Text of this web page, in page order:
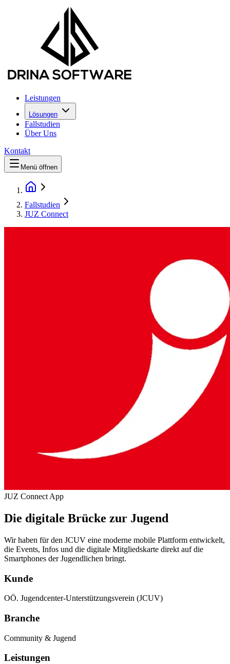
Leistungen
Lösungen
Fallstudien
Über Uns
Kontakt
Menü öffnen
Fallstudien
JUZ Connect
JUZ Connect App
Die digitale Brücke zur Jugend
Wir haben für den JCUV eine moderne mobile Plattform entwickelt,
die Events, Infos und die digitale Mitgliedskarte direkt auf die
Smartphones der Jugendlichen bringt.
Kunde
OÖ. Jugendcenter-Unterstützungsverein (JCUV)
Branche
Community & Jugend
Leistungen